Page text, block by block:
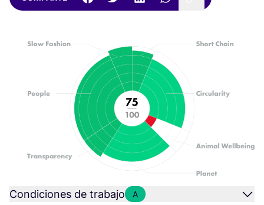
Condiciones de trabajo A